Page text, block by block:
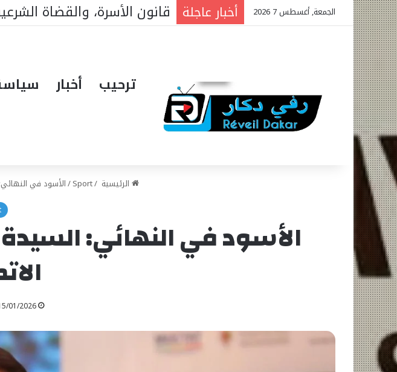
الجمعة, أغسطس 7 2026 أخبار عاجلة افتتاح مستشفى الحاج
ترحيب أخبار
الرئيسية /
Sport
/الأسود في
الأسود في النهائي:
01/2026